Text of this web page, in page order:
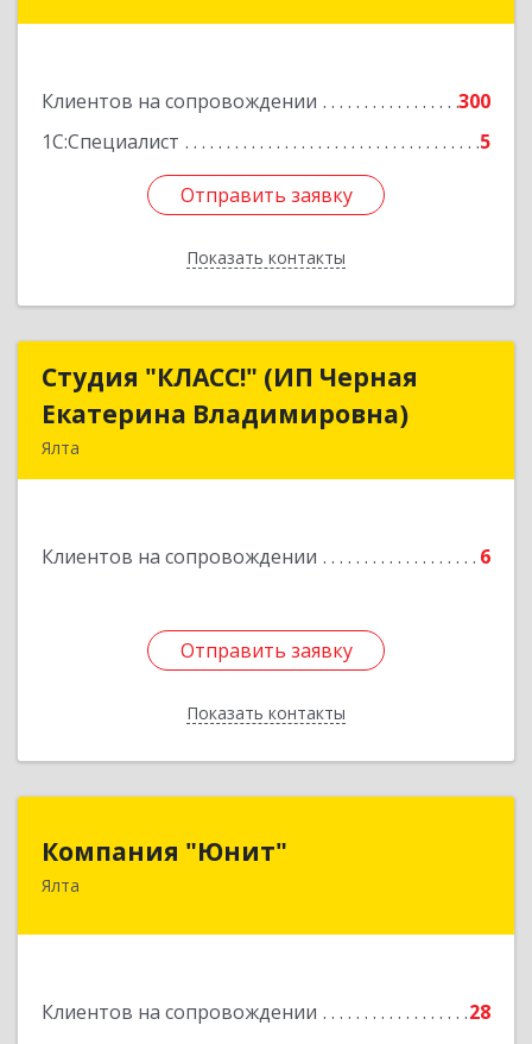
Клиентов на сопровождении
300
1С:Специалист
5
Отправить заявку
Показать контакты
Отправить заявку
Назад
Студия "КЛАСС!" (ИП Черная
Екатерина Владимировна)
Ялта
Клиентов на сопровождении 6
Отправить заявку
Показать контакты
Студия "КЛАСС!" (ИП Черная
Екатерина Владимировна)
Отправить заявку
Назад
Компания "Юнит"
Ялта
Клиентов на сопровождении 28
298600, Крым Респ, Ялта г, Васильева ул, дом №